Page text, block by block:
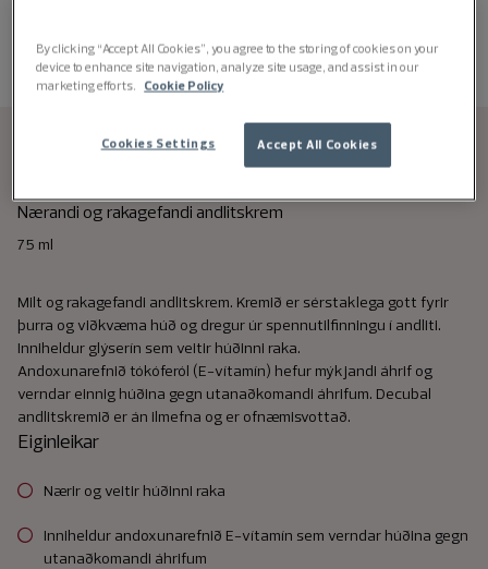
Decubal face cream
Nærandi og rakagefandi andlitskrem
75 ml
Milt og rakagefandi andlitskrem. Kremið er sérstaklega gott fyrir
þurra og viðkvæma húð og dregur úr spennutilfinningu í andliti.
Inniheldur glýserín sem veitir húðinni raka.
Andoxunarefnið tókóferól (E-vítamín) hefur mýkjandi áhrif og
verndar einnig húðina gegn utanaðkomandi áhrifum. Decubal
andlitskremið er án ilmefna og er ofnæmisvottað.
Eiginleikar
Nærir og veitir húðinni raka
Inniheldur andoxunarefnið E-vítamín sem verndar húðina gegn
utanaðkomandi áhrifum
By clicking “Accept All Cookies”, you agree to the storing of cookies on your
device to enhance site navigation, analyze site usage, and assist in our
marketing efforts.
Cookie Policy
Accept All Cookies
Cookies Settings